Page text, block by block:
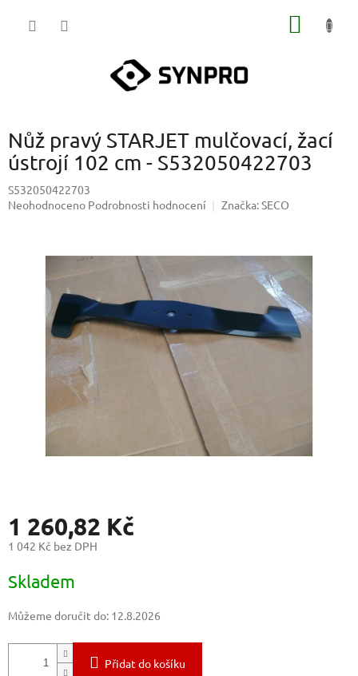
Nůž pravý STARJET mulčovací, žací
ústrojí 102 cm - S532050422703
S532050422703
Průměrné
hvězdiček.
Neohodnoceno Podrobnosti hodnocení Značka:SECO
1 260,82 Kč
1 042 Kč bez DPH
cena:
Skladem
Můžeme doručit do: 12.8.2026
Přidat do košíku